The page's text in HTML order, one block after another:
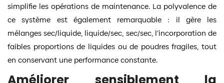
simplifie les opérations de maintenance. La polyvalence de
ce système est également remarquable : il gère les
mélanges sec/liquide, liquide/sec, sec/sec, l’incorporation de
faibles proportions de liquides ou de poudres fragiles, tout
en conservant une performance constante.
Améliorer sensiblement la